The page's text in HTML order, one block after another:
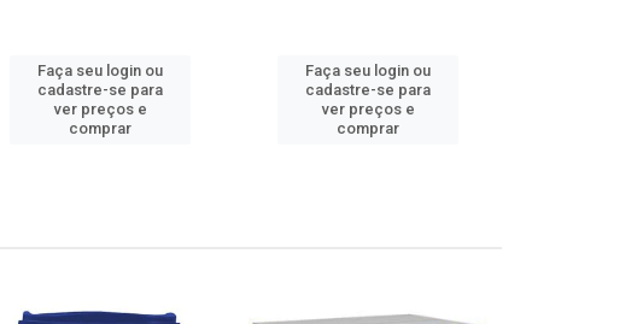
Faça seu login ou
cadastre-se para
ver preços e
comprar
Faça seu login ou
cadastre-se para
ver preços e
comprar